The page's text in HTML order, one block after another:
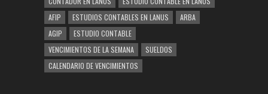
AFIP
ESTUDIOS CONTABLES EN LANUS
ARBA
AGIP
ESTUDIO CONTABLE
VENCIMIENTOS DE LA SEMANA
SUELDOS
CALENDARIO DE VENCIMIENTOS